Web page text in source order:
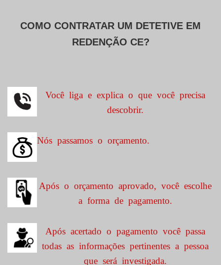
COMO CONTRATAR UM DETETIVE EM
REDENÇÃO CE?
Você liga e explica o que você precisa
descobrir.
Nós passamos o orçamento.
Após o orçamento aprovado, você escolhe
a forma de pagamento.
Após acertado o pagamento você passa
todas as informações pertinentes a pessoa
que será investigada.